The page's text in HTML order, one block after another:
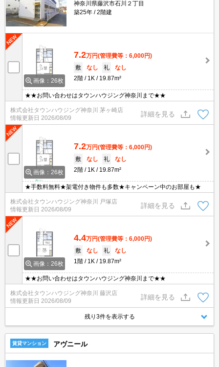
神奈川県藤沢市石川２丁目
築25年
2階建
画像：26枚
7.2万円(管理費等：6,000円)
敷
なし 礼
なし
2階
1K 19.87m²
★★お問い合わせはタウンハウジング神奈川まで★★
株式会社タウンハウジング神奈川 茅ヶ崎店
情報更新日 2026/08/09
詳細を見る
画像：26枚
7.2万円(管理費等：6,000円)
敷
なし 礼
なし
2階
1K 19.87m²
★手数料無料★架電付き物件も多数★キャンペーン中のお部屋も★
株式会社タウンハウジング神奈川 戸塚店
情報更新日 2026/08/09
詳細を見る
画像：26枚
4.4万円(管理費等：6,000円)
敷
なし 礼
なし
1階
1K 19.87m²
★★お問い合わせはタウンハウジング神奈川まで★★
株式会社タウンハウジング神奈川 藤沢店
情報更新日 2026/08/09
詳細を見る
残り3件を表示する
賃貸マンション アヴニール